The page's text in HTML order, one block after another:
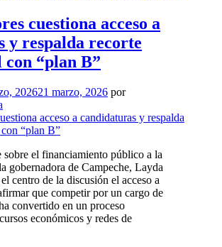
cuestiona acceso a
y respalda recorte
con “plan B”
202621 marzo, 2026 por
sobre el financiamiento público a la
gobernadora de Campeche, Layda
centro de la discusión el acceso a
que competir por un cargo de
convertido en un proceso
económicos y redes de